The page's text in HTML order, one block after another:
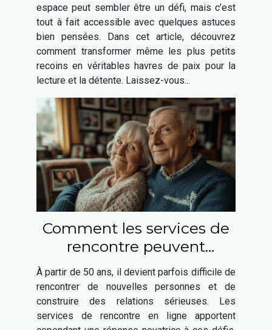
espace peut sembler être un défi, mais c’est
tout à fait accessible avec quelques astuces
bien pensées. Dans cet article, découvrez
comment transformer même les plus petits
recoins en véritables havres de paix pour la
lecture et la détente. Laissez-vous...
Comment les services de
rencontre peuvent
favoriser les relations
sérieuses après 50 ans
À partir de 50 ans, il devient parfois difficile de
rencontrer de nouvelles personnes et de
construire des relations sérieuses. Les
services de rencontre en ligne apportent